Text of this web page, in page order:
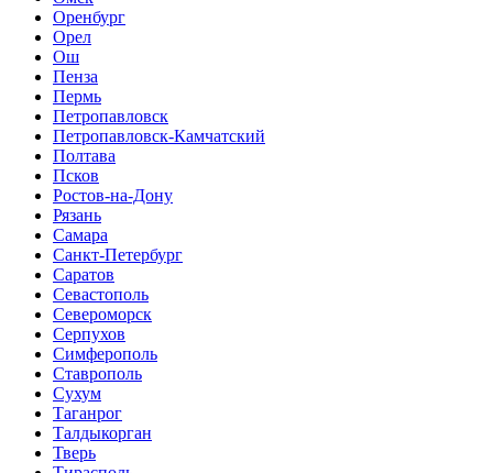
Оренбург
Орел
Ош
Пенза
Пермь
Петропавловск
Петропавловск-Камчатский
Полтава
Псков
Ростов-на-Дону
Рязань
Самара
Санкт-Петербург
Саратов
Севастополь
Североморск
Серпухов
Симферополь
Ставрополь
Сухум
Таганрог
Tалдыкорган
Тверь